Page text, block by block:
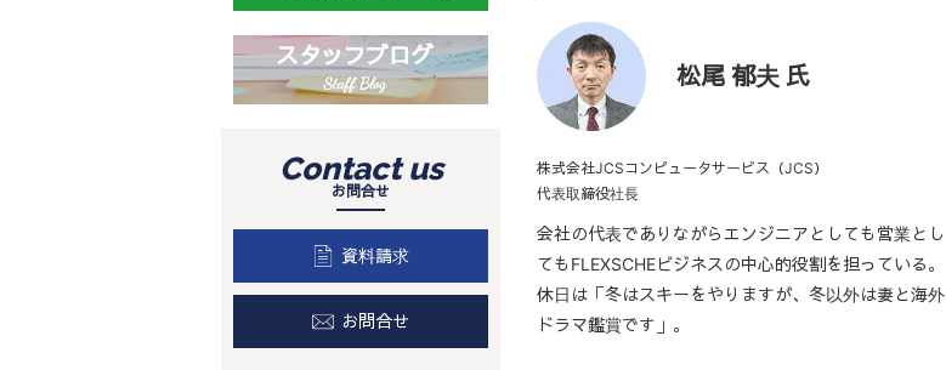
松尾 郁夫 氏
株式会社JCSコンピュータサービス（JCS）
代表取締役社長
会社の代表でありながらエンジニアとしても営業とし
てもFLEXSCHEビジネスの中心的役割を担っている。
休日は「冬はスキーをやりますが、冬以外は妻と海外
ドラマ鑑賞です」。
Contact us
お問合せ
資料請求
お問合せ